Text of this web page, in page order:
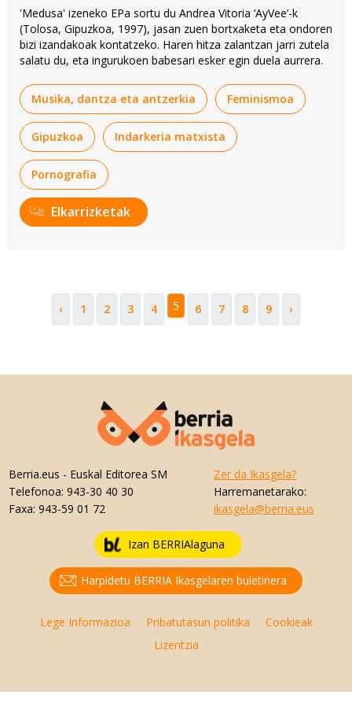
'Medusa' izeneko EPa sortu du Andrea Vitoria ‘AyVee’-k
(Tolosa, Gipuzkoa, 1997), jasan zuen bortxaketa eta ondoren
bizi izandakoak kontatzeko. Haren hitza zalantzan jarri zutela
salatu du, eta ingurukoen babesari esker egin duela aurrera.
Musika, dantza eta antzerkia Feminismoa
Gipuzkoa Indarkeria matxista
Pornografia
Elkarrizketak
‹ 1 2 3 4 5 6 7 8 9 ›
Berria.eus - Euskal Editorea SM
Telefonoa: 943-30 40 30
Faxa: 943-59 01 72
Zer da Ikasgela?
Harremanetarako:
ikasgela@berria.eus
Izan BERRIAlaguna
Harpidetu BERRIA Ikasgelaren buletinera
Lege Informazioa Pribatutasun politika
Cookieak
Lizentzia